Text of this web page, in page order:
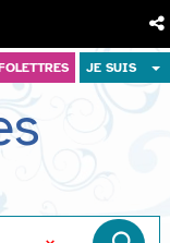
JE SUIS